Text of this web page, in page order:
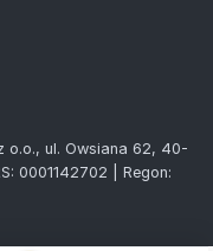
o.o., ul. Owsiana 62, 40-
0001142702 | Regon: